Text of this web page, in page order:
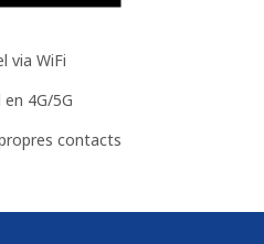
via WiFi
en 4G/5G
contacts